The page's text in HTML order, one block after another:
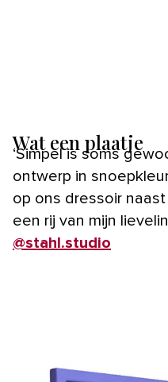
Wat een plaatje
‘Simpel is soms
ontwerp in
op ons dressoir
een rij van mijn
@stahl.studio